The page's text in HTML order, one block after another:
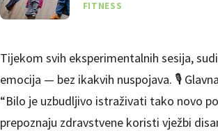
FITNESS
Tijekom svih eksperimentalnih sesija,
emocija — bez ikakvih nuspojava. 🎙️
“Bilo je uzbudljivo istraživati tako novo
prepoznaju zdravstvene koristi vježbi